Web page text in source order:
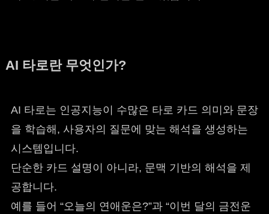
AI 타로란 무엇인가?
AI 타로는 인공지능이 수많은 타로 카드 의미와 문장
을 학습해, 사용자의 질문에 맞는 해석을 생성하는
시스템입니다.
단순한 카드 설명이 아니라, 문맥 기반의 해석을 제
공합니다.
예를 들어 “오늘의 연애운은?”과 “이번 달의 금전운